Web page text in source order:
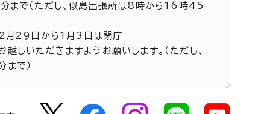
で（ただし、似島出張所は8時から16時45
月29日から1月3日は閉庁
しいただきますようお願いします。（ただし、
で）